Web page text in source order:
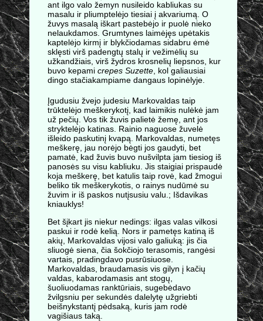
ant ilgo valo žemyn nusileido kabliukas su
masalu ir pliumptelėjo tiesiai į akvariumą. O
žuvys masalą iškart pastebėjo ir puolė nieko
nelaukdamos. Grumtynes laimėjęs upėtakis
kaptelėjo kirmį ir blykčiodamas sidabru ėmė
sklęsti virš padengtų stalų ir vežimėlių su
užkandžiais, virš žydros krosnelių liepsnos, kur
buvo kepami crepes Suzette, kol galiausiai
dingo stačiakampiame dangaus lopinėlyje.
Įgudusiu žvejo judesiu Markovaldas taip
trūktelėjo meškerykotį, kad laimikis nulėkė jam
už pečių. Vos tik žuvis palietė žemę, ant jos
stryktelėjo katinas. Rainio naguose žuvelė
išleido paskutinį kvapą. Markovaldas, numetęs
meškerę, jau norėjo bėgti jos gaudyti, bet
pamatė, kad žuvis buvo nušvilpta jam tiesiog iš
panosės su visu kabliuku. Jis staigiai prispaudė
koja meškerę, bet katulis taip rovė, kad žmogui
beliko tik meškerykotis, o rainys nudūmė su
žuvim ir iš paskos nutįsusiu valu.; Išdavikas
kniauklys!
Bet šįkart jis niekur nedings: ilgas valas vilkosi
paskui ir rodė kelią. Nors ir pametęs katiną iš
akių, Markovaldas vijosi valo galiuką: jis čia
sliuogė siena, čia šokčiojo terasomis, rangėsi
vartais, pradingdavo pusrūsiuose.
Markovaldas, braudamasis vis gilyn į kačių
valdas, kabarodamasis ant stogų,
šuoliuodamas ranktūriais, sugebėdavo
žvilgsniu per sekundės dalelytę užgriebti
beišnykstantį pėdsaką, kuris jam rodė
vagišiaus taką.